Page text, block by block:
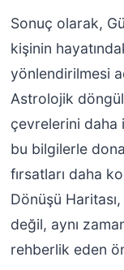
Sonuç olarak,
kişinin
yönlendirilmesi
Astrolojik
çevrelerini daha
bu bilgilerle
fırsatları daha
Dönüşü
değil, aynı
rehberlik eden